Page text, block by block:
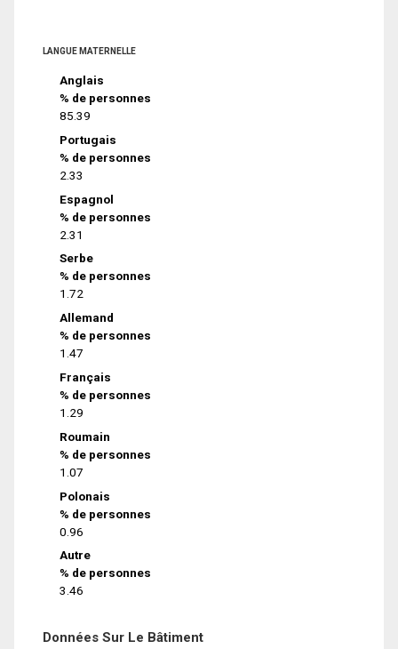
LANGUE MATERNELLE
Anglais
% de personnes
85.39
Portugais
% de personnes
2.33
Espagnol
% de personnes
2.31
Serbe
% de personnes
1.72
Allemand
% de personnes
1.47
Français
% de personnes
1.29
Roumain
% de personnes
1.07
Polonais
% de personnes
0.96
Autre
% de personnes
3.46
Données Sur Le Bâtiment